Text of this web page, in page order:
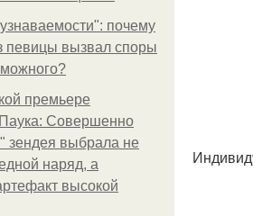
почему
певицы вызвал споры
премьере
Совершенно
зендея выбрала не
наряд, а
высокой